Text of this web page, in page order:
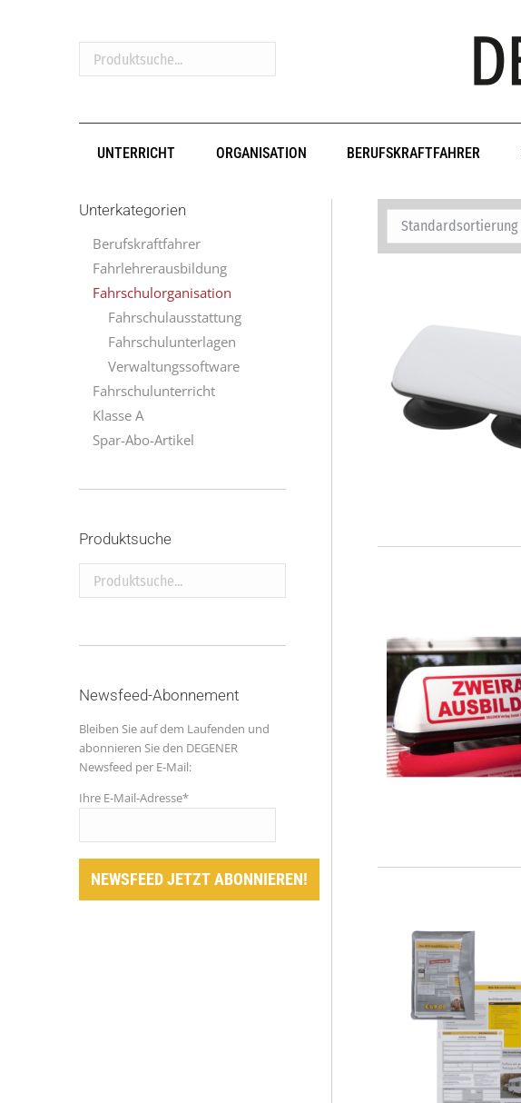
Produktsuche...
UNTERRICHT ORGANISATION BERUFSKRAFTFAHRER
Unterkategorien
Berufskraftfahrer
Fahrlehrerausbildung
Fahrschulorganisation
Fahrschulausstattung
Fahrschulunterlagen
Verwaltungssoftware
Fahrschulunterricht
Klasse A
Spar-Abo-Artikel
Produktsuche
Produktsuche...
Newsfeed-Abonnement
Bleiben Sie auf dem Laufenden und
abonnieren Sie den DEGENER
Newsfeed per E-Mail:
Ihre E-Mail-Adresse*